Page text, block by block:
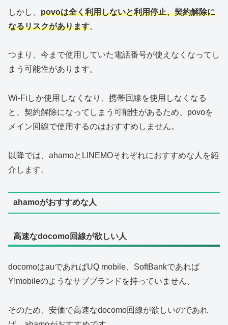
しかし、 povoは全く利用しないと利用停止、契約解除に
なるリスクがあります。
つまり、今まで使用していた電話番号が使えなくなってし
まう可能性があります。
Wi-Fiしか使用しなくなり、携帯回線を使用しなくなる
と、契約解除になってしまう可能性があるため、povoを
メイン回線で使用するのはおすすめしません。
以降では、ahamoとLINEMOそれぞれにおすすめな人を紹
介します。
ahamoがおすすめな人
高速なdocomo回線が欲しい人
docomoはauであればUQ mobile、SoftBankであれば
Y!mobileのようなサブブランドを持っていません。
そのため、安価で高速なdocomo回線が欲しいのであれ